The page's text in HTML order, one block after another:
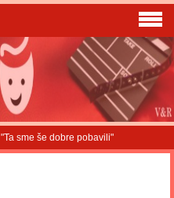
"Ta sme še dobre pobavili"